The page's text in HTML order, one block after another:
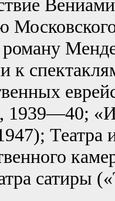
роману
к
1939—40;
Театра
сатиры